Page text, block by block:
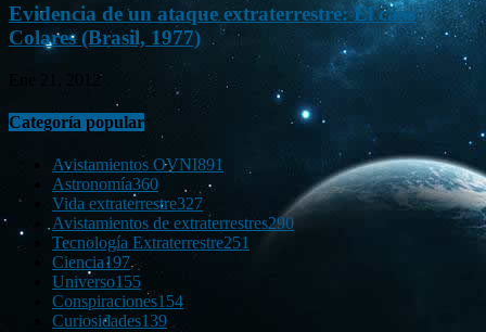
Evidencia de un ataque extraterrestre: El caso
Colares (Brasil, 1977)
Ene 21, 2012
Categoría popular
Avistamientos OVNI891
Astronomía360
Vida extraterrestre327
Avistamientos de extraterrestres290
Tecnología Extraterrestre251
Ciencia197
Universo155
Conspiraciones154
Curiosidades139